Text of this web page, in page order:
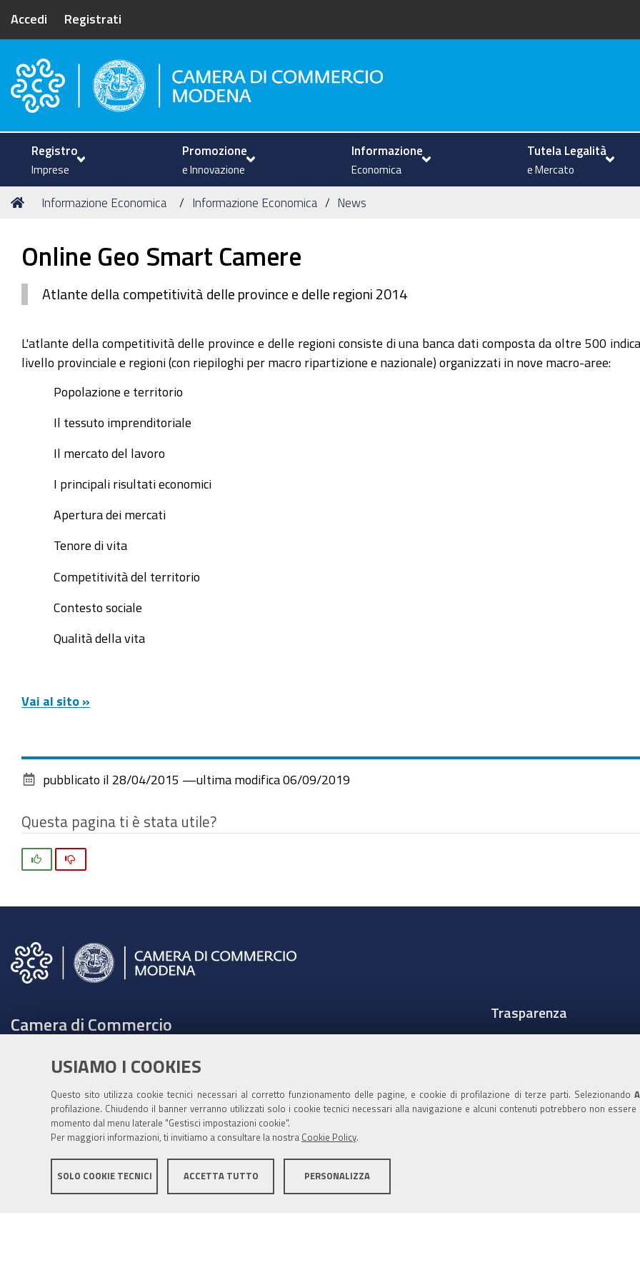
USIAMO I COOKIES
Questo sito utilizza cookie tecnici necessari al corretto funzionamento delle pagine, e cookie di profilazione di terze parti. Selezionando
profilazione. Chiudendo il banner verranno utilizzati solo i cookie tecnici necessari alla navigazione e alcuni contenuti potrebbero non
momento dal menu laterale "Gestisci impostazioni cookie".
Per maggiori informazioni, ti invitiamo a consultare la nostra Cookie Policy
SOLO COOKIE TECNICI ACCETTA TUTTO PERSONALIZZA
Accedi Registrati
Camera di Commercio di Modena
Registro
Imprese
Promozione
e Innovazione
Informazione
Economica
Tutela Legalità
e Mercato
Tu
Home
Informazione Economica Informazione Economica News
Online Geo Smart Camere
Atlante della competitività delle province e delle regioni 2014
L'atlante della competitività delle province e delle regioni consiste di una banca dati composta da oltre 500
livello provinciale e regioni (con riepiloghi per macro ripartizione e nazionale) organizzati in nove macro-aree:
Popolazione e territorio
Il tessuto imprenditoriale
Il mercato del lavoro
I principali risultati economici
Apertura dei mercati
Tenore di vita
Competitività del territorio
Contesto sociale
Qualità della vita
Vai al sito »
pubblicato il 28/04/2015 —ultima modifica 06/09/2019
Questa pagina ti è stata utile?
Camera di Commercio
Tel. 059208111 -URP
Contabilità speciale Banca d'Italia:
IT75Q 01000 04306 TU00 0001 3855
Fatt. elettronica - Cod. univoco: XECKYI
cameradicommercio@mo.legalmail.camcom.it
Trasparenza
Pubblicità Legale